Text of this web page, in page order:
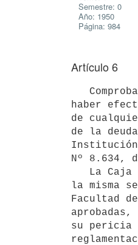
Semestre: 0
Año: 1950
Página: 984
Artículo 6
haber
de
de la
Nº 8.634,
la misma
Facultad
su pericia